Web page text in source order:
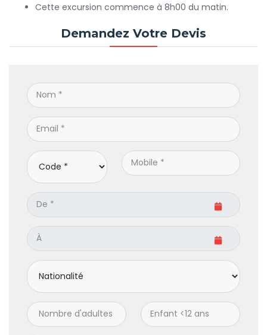
Cette excursion commence à 8h00 du matin.
Demandez Votre Devis